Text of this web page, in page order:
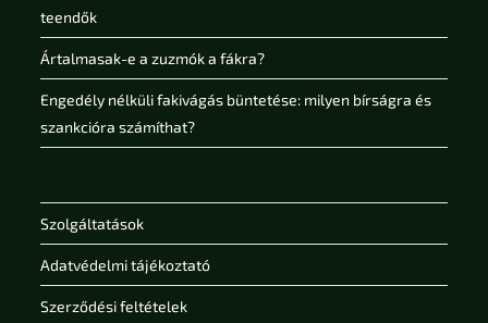
teendők
Ártalmasak-e a zuzmók a fákra?
Engedély nélküli fakivágás büntetése: milyen bírságra és
szankcióra számíthat?
Szolgáltatások
Adatvédelmi tájékoztató
Szerződési feltételek